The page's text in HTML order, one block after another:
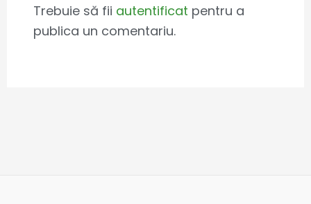
Trebuie să fii autentificat pentru a
publica un comentariu.